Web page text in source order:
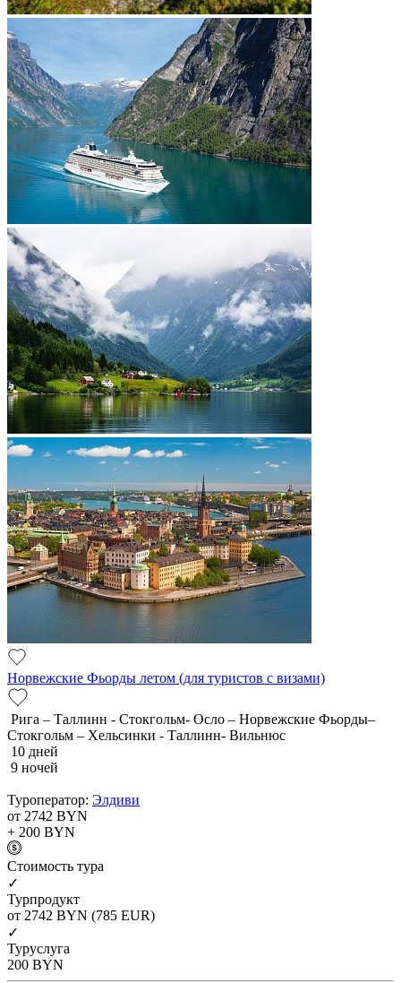
Норвежские Фьорды летом (для туристов с визами)
Рига – Таллинн - Стокгольм- Осло – Норвежские Фьорды–
Стокгольм – Хельсинки - Таллинн- Вильнюс
10 дней
9 ночей
Туроператор: Элдиви
от 2742 BYN
+ 200 BYN
Cтоимость тура
✓
Турпродукт
от 2742 BYN (785 EUR)
✓
Туруслуга
200 BYN